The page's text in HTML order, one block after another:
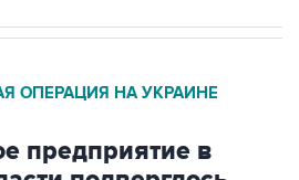
предприятие в
подверглось